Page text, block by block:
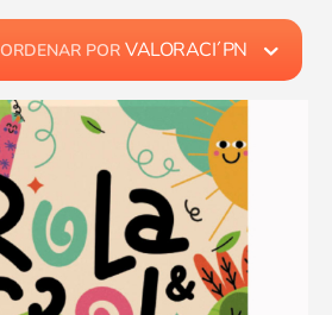
ORDENAR PORVALORACI´PN